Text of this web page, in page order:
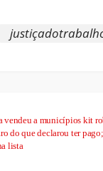
vendeu a municípios kit
do que declarou ter pago;
lista